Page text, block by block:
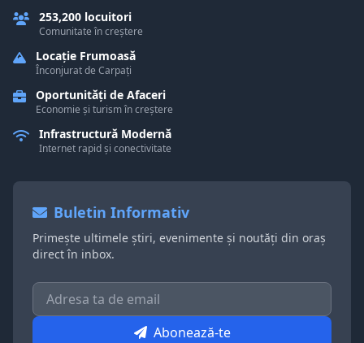
253,200 locuitori
Comunitate în creștere
Locație Frumoasă
Înconjurat de Carpați
Oportunități de Afaceri
Economie și turism în creștere
Infrastructură Modernă
Internet rapid și conectivitate
Buletin Informativ
Primește ultimele știri, evenimente și noutăți din oraș
direct în inbox.
Abonează-te